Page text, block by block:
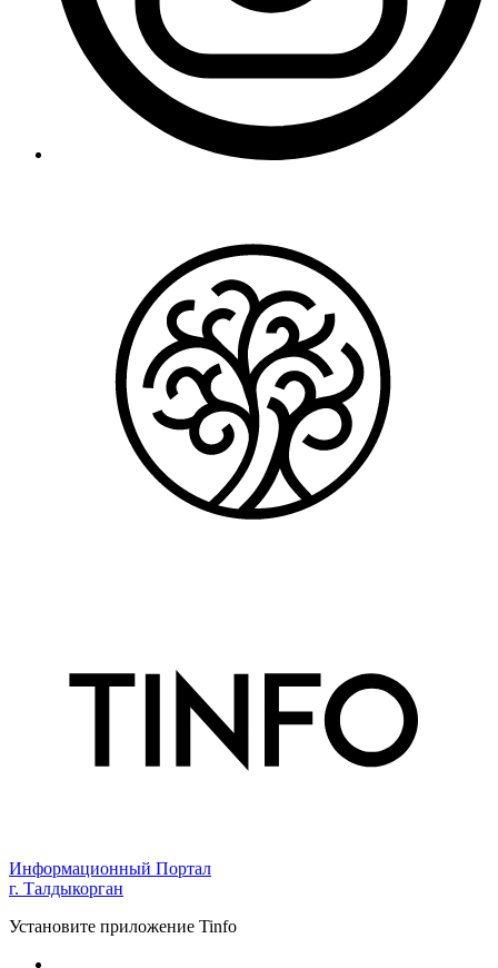
Информационный Портал
г. Талдыкорган
Установите приложение Tinfo